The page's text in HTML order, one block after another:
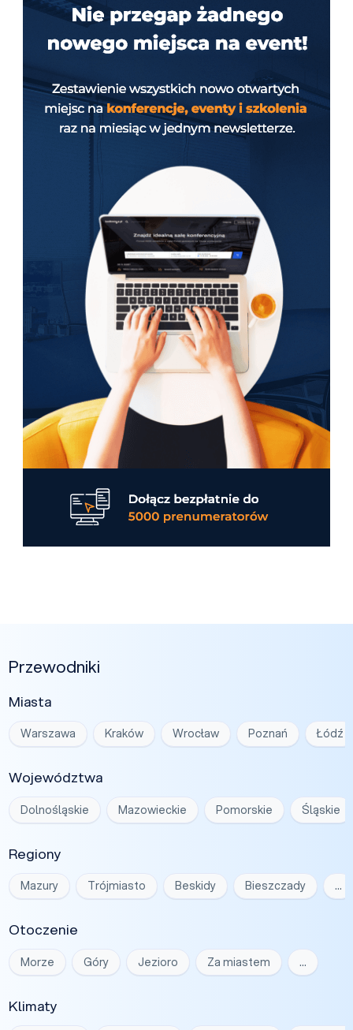
Przewodniki
Miasta
Warszawa Kraków Wrocław Poznań Łódź
Województwa
Dolnośląskie Mazowieckie Pomorskie Śląskie
Regiony
Mazury Trójmiasto Beskidy Bieszczady …
Otoczenie
Morze Góry Jezioro Za miastem …
Klimaty